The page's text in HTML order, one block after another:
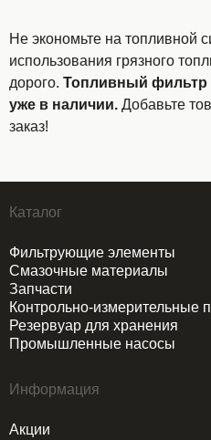
Не экономьте на топливной
использования грязного
дорого. Топливный фильтр
уже в наличии. Добавьте
заказ!
Каталог
Фильтрующие элементы
Смазочные материалы
Запчасти
Контрольно-измерительные
Резервуар для хранения
Промышленные насосы
Информация
Акции